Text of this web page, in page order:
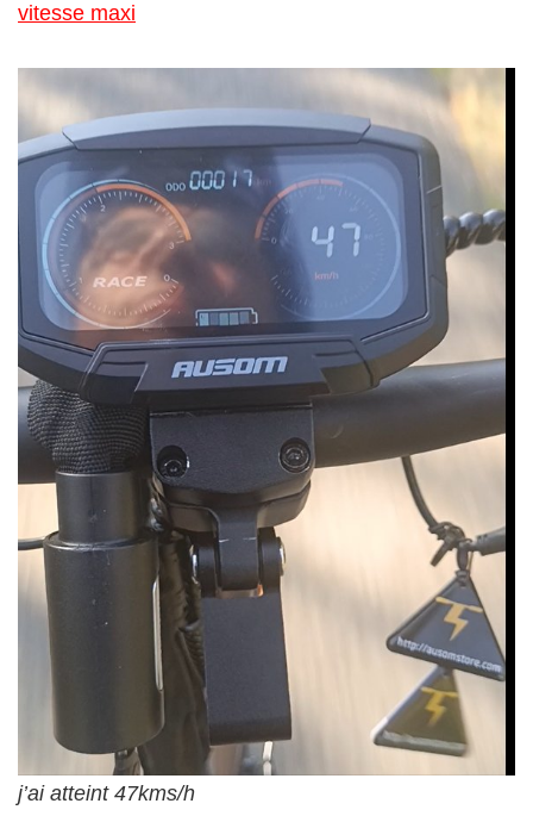
vitesse maxi
j’ai atteint 47kms/h